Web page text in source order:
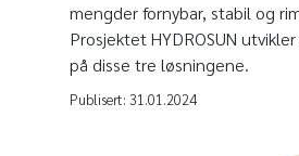
mengder fornybar, stabil og
Prosjektet HYDROSUN
på disse tre løsningene.
Publisert: 31.01.2024